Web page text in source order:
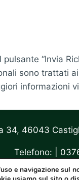
pulsante “Invia
sono trattati
informazioni
34, 46043
Telefono: |
e navigazione sul